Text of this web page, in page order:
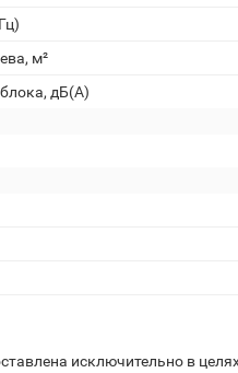
м²
дБ(А)
исключительно в